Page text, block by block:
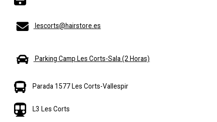
lescorts@hairstore.es
Parking Camp Les Corts-Sala (2 Horas)
Parada 1577 Les Corts-Vallespir
L3 Les Corts